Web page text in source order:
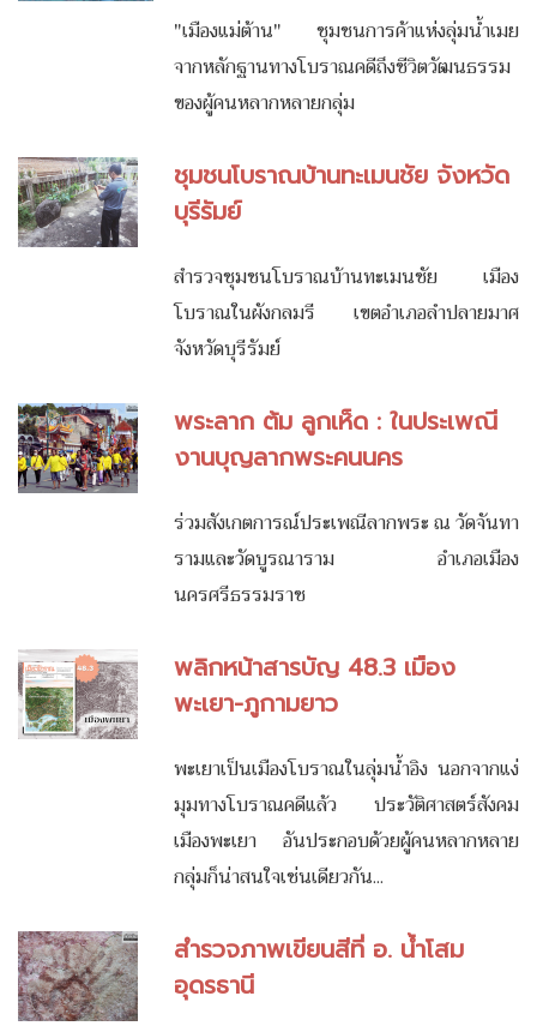
"เมืองแม่ต้าน" ชุมชนการค้าแห่งลุ่มน้ำเมย
จากหลักฐานทางโบราณคดีถึงชีวิตวัฒนธรรม
ของผู้คนหลากหลายกลุ่ม
ชุมชนโบราณบ้านทะเมนชัย จังหวัด
บุรีรัมย์
สำรวจชุมชนโบราณบ้านทะเมนชัย เมือง
โบราณในผังกลมรี เขตอำเภอลำปลายมาศ
จังหวัดบุรีรัมย์
พระลาก ต้ม ลูกเห็ด : ในประเพณี
งานบุญลากพระคนนคร
ร่วมสังเกตการณ์ประเพณีลากพระ ณ วัดจันทา
รามและวัดบูรณาราม อำเภอเมือง
นครศรีธรรมราช
พลิกหน้าสารบัญ 48.3 เมือง
พะเยา-ภูกามยาว
พะเยาเป็นเมืองโบราณในลุ่มน้ำอิง นอกจากแง่
มุมทางโบราณคดีแล้ว ประวัติศาสตร์สังคม
เมืองพะเยา อันประกอบด้วยผู้คนหลากหลาย
กลุ่มก็น่าสนใจเช่นเดียวกัน...
สำรวจภาพเขียนสีที่ อ. น้ำโสม
อุดรธานี